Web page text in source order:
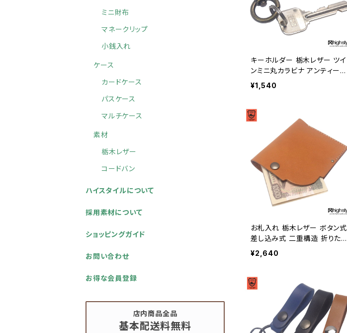
キーホルダー 栃木レザー ツイ
ンミニ丸カラビナ アンティーク
カラー クラブタイプ キーホル
ダー highstyle ハイスタイル
¥1,540
お札入れ 栃木レザー ボタン式
差し込み式 二重構造 折りた
たみ収納 紙幣ケース hs-kit-1
950
¥2,640
ミニ財布
マネークリップ
小銭入れ
ケース
カードケース
パスケース
マルチケース
素材
栃木レザー
コードバン
ハイスタイルについて
採用素材について
ショッピングガイド
お問い合わせ
お得な会員登録
店内商品全品
基本配送料無料